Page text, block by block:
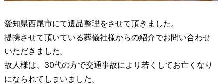
愛知県西尾市にて遺品整理をさせて頂きました。
提携させて頂いている葬儀社様からの紹介でお問い合わせ
いただきました。
故人様は、30代の方で交通事故により若くしてお亡くなり
になられてしまいました。